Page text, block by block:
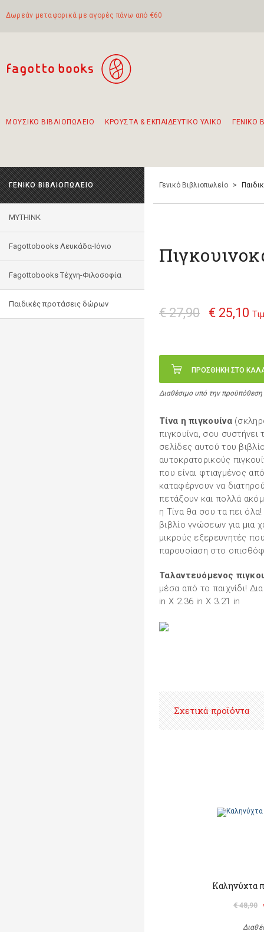
Δωρεάν μεταφορικά με αγορές πάνω από €60
ΜΟΥΣΙΚΟ ΒΙΒΛΙΟΠΩΛΕΙΟ ΚΡΟΥΣΤΑ & ΕΚΠΑΙΔΕΥΤΙΚΟ ΥΛΙΚΟ ΓΕΝΙΚΟ
ΓΕΝΙΚΟ ΒΙΒΛΙΟΠΩΛΕΙΟ
MYTHINK
Fagottobooks Λευκάδα-Ιόνιο
Fagottobooks Τέχνη-Φιλοσοφία
Παιδικές προτάσεις δώρων
Γενικό Βιβλιοπωλείο >
€ 27,90 € 25,10
ΠΡΟΣΘΗΚΗ ΣΤΟ
Διαθέσιμο υπό την
Τίνα η πιγκουίνα
πιγκουίνα, σου συστήνει
σελίδες αυτού του
αυτοκρατορικούς
που είναι φτιαγμένος
καταφέρνουν να
πετάξουν και πολλά
η Τίνα θα σου τα πει
βιβλίο γνώσεων για μια
μικρούς εξερευνητές
παρουσίαση στο
Ταλαντευόμενος
μέσα από το παιχνίδι!
in X 2.36 in X 3.21 in
Σχετικά προϊόντα
Καληνύχτα
€ 48,90